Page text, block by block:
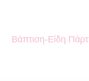
Βάπτιση-Είδη